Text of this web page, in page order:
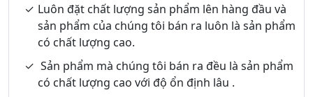
Luôn đặt chất lượng sản phẩm lên hàng đầu và
sản phẩm của chúng tôi bán ra luôn là sản phẩm
có chất lượng cao.
Sản phẩm mà chúng tôi bán ra đều là sản phẩm
có chất lượng cao với độ ổn định lâu .